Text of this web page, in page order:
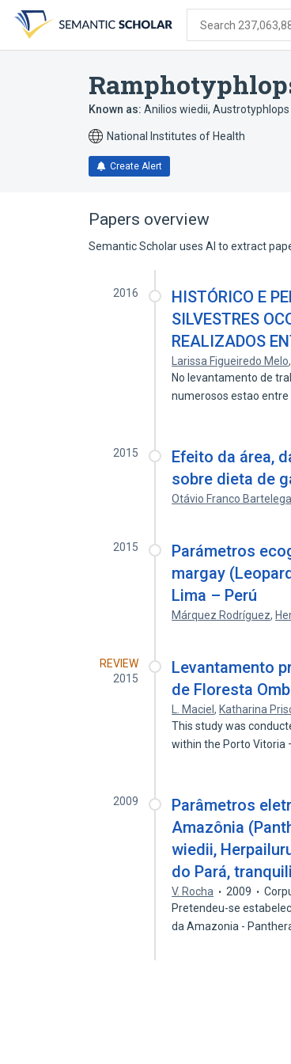
search
form
content
account
menu
Search
Known as: Anilios wiedii, Austrotyphlops
National Institutes of Health
Create Alert
Papers overview
Semantic Scholar uses AI to extract
2016
HISTÓRICO E
SILVESTRES
REALIZADOS
Larissa Figueiredo Melo,
No levantamento de
numerosos estao entre
2015
Efeito da área,
sobre dieta de
Otávio Franco Bartelega
2015
Parámetros
margay
Lima – Perú
Márquez Rodríguez,
REVIEW
2015
Levantamento
de Floresta
L. Maciel, Katharina
This study was
within the Porto Vitoria
2009
Parâmetros
Amazônia
wiedii,
do Pará,
V. Rocha 2009
Pretendeu-se
da Amazonia -